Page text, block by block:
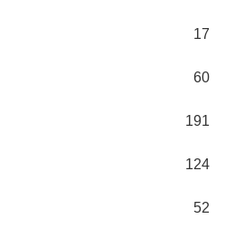
17
60
191
124
52